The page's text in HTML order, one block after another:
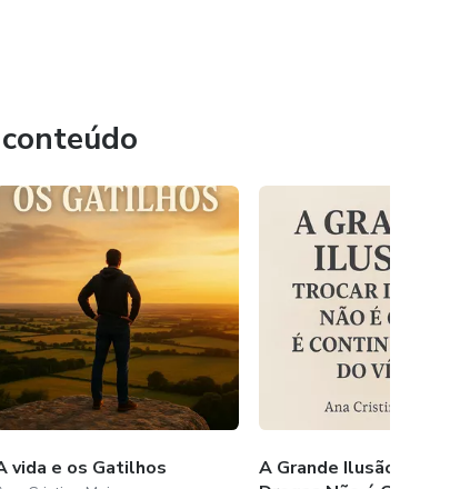
dor em aprendizado, e aprendizado em
vida e os Gatilhos
A Grande Ilusão: Trocar